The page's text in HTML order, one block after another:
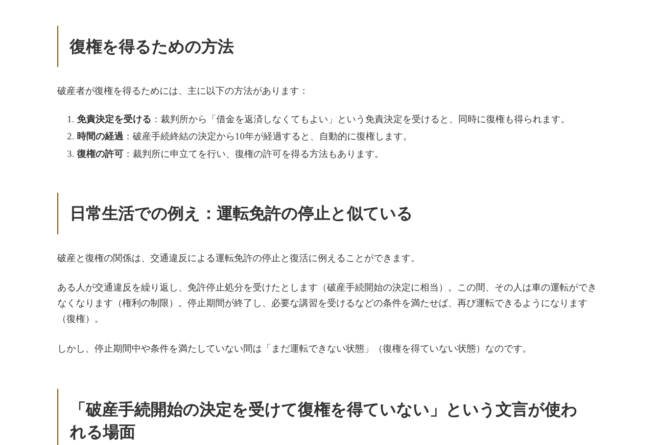
復権を得るための方法
破産者が復権を得るためには、主に以下の方法があります：
免責決定を受ける ：裁判所から「借金を返済しなくてもよい」という免責決定を受けると、同時に復権も得られます。
時間の経過 ：破産手続終結の決定から10年が経過すると、自動的に復権します。
復権の許可 ：裁判所に申立てを行い、復権の許可を得る方法もあります。
日常生活での例え：運転免許の停止と似ている
破産と復権の関係は、交通違反による運転免許の停止と復活に例えることができます。
ある人が交通違反を繰り返し、免許停止処分を受けたとします（破産手続開始の決定に相当）。この間、その人は車の運転ができ
なくなります（権利の制限）。停止期間が終了し、必要な講習を受けるなどの条件を満たせば、再び運転できるようになります
（復権）。
しかし、停止期間中や条件を満たしていない間は「まだ運転できない状態」（復権を得ていない状態）なのです。
「破産手続開始の決定を受けて復権を得ていない」という文言が使わ
れる場面